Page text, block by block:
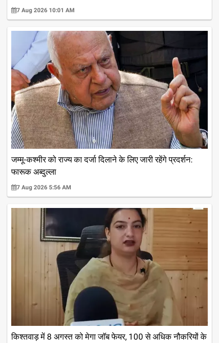
7 Aug 2026 10:01 AM
जम्मू-कश्मीर को राज्य का दर्जा दिलाने के लिए जारी रहेंगे प्रदर्शन:
फारूक अब्दुल्ला
7 Aug 2026 5:56 AM
किश्तवाड़ में 8 अगस्त को मेगा जॉब फेयर, 100 से अधिक नौकरियों के